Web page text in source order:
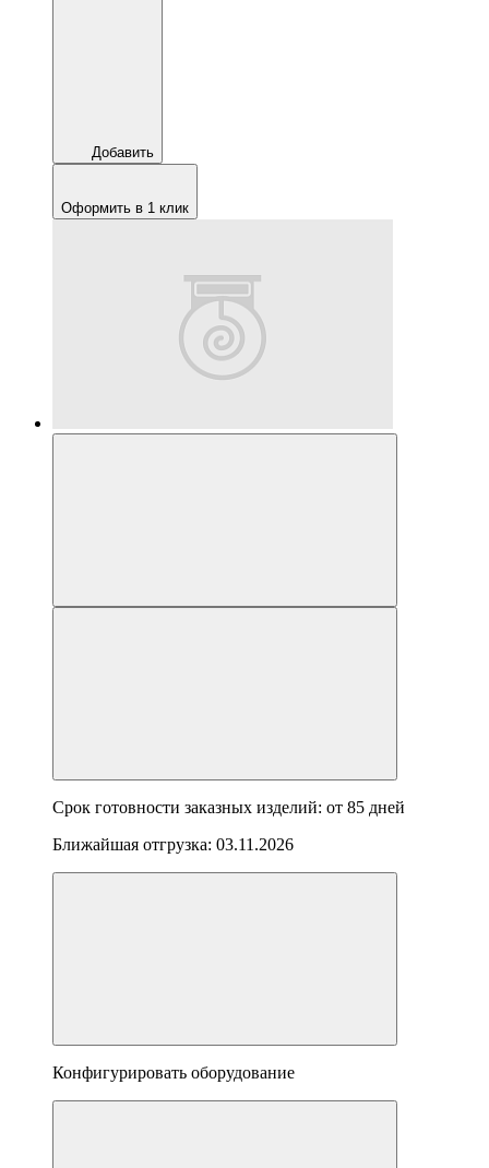
Добавить
Оформить в 1 клик
Срок готовности заказных изделий: от 85 дней
Ближайшая отгрузка: 03.11.2026
Конфигурировать оборудование